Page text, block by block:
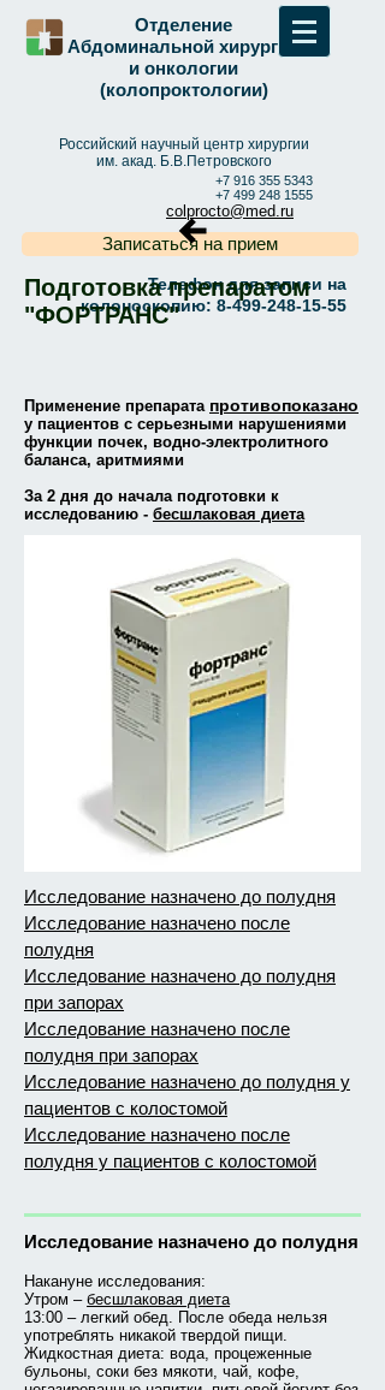
Отделение
Абдоминальной хирургии
и онкологии
(колопроктологии)
Российский научный центр хирургии
им. акад. Б.В.Петровского
+7 916 355 5343
+7 499 248 1555
colprocto@med.ru
Записаться на прием
Телефон для записи на
колоноскопию: 8-499-248-15-55
Подготовка препаратом
"ФОРТРАНС"
Применение препарата противопоказано
у пациентов с серьезными нарушениями
функции почек, водно-электролитного
баланса, аритмиями
За 2 дня до начала подготовки к
исследованию - бесшлаковая диета
Исследование назначено до полудня
Исследование назначено после
полудня
Исследование назначено до полудня
при запорах
Исследование назначено после
полудня при запорах
Исследование назначено до полудня у
пациентов с колостомой
Исследование назначено после
полудня у пациентов с колостомой
Исследование назначено до полудня
Накануне исследования:
Утром – бесшлаковая диета
13:00 – легкий обед. После обеда нельзя
употреблять никакой твердой пищи.
Жидкостная диета: вода, процеженные
бульоны, соки без мякоти, чай, кофе,